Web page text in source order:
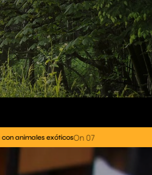
2025 El río Segura: Un recorrido